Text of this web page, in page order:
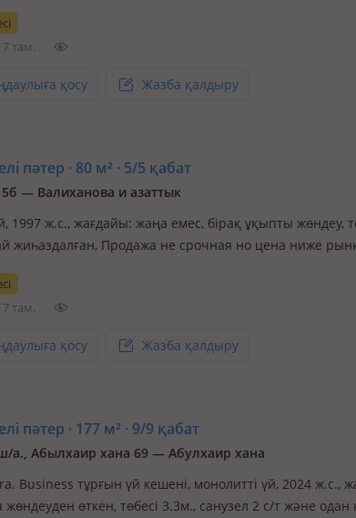
📐 Площадь: 70 м² 🏢 Этаж: 2 🔄 Планировка:
7 там.
қосу Жазба қалдыру
пәтер · 80 м² · 5/5 қабат
5б — Валиханова и азаттык
1997 ж.с., жағдайы: жаңа емес, бірақ ұқыпты жөндеу,
жиһаздалған, Продажа не срочная но цена ниже
7 там.
қосу Жазба қалдыру
пәтер · 177 м² · 9/9 қабат
а., Абылхаир хана 69 — Абулхаир хана
Business тұрғын үй кешені, монолитті үй, 2024 ж.с.,
өткен, төбесі 3.3м., санузел 2 с/т және